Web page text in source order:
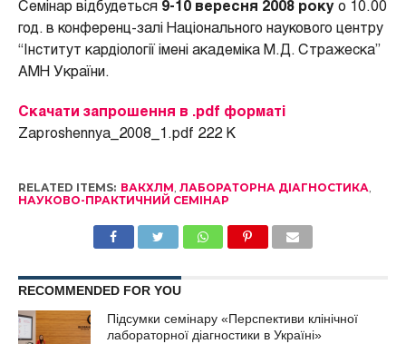
Семінар відбудеться 9-10 вересня 2008 рокуо 10.00
год. в конференц-залі Національного наукового центру
“Інститут кардіології імені академіка М.Д. Стражеска”
АМН України.
Скачати запрошення в .pdf форматі
Zaproshennya_2008_1.pdf 222 K
RELATED ITEMS: ВАКХЛМ, ЛАБОРАТОРНА ДІАГНОСТИКА,
НАУКОВО-ПРАКТИЧНИЙ СЕМІНАР
RECOMMENDED FOR YOU
Підсумки семінару «Перспективи клінічної
лабораторної діагностики в Україні»